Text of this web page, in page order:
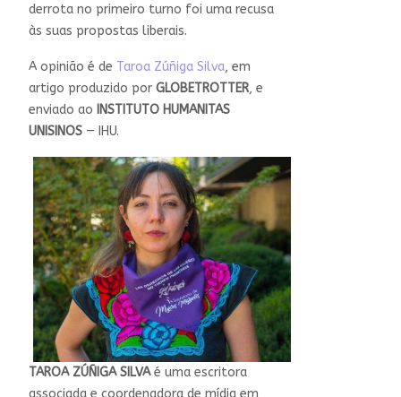
derrota no primeiro turno foi uma recusa
às suas propostas liberais.
A opinião é de Taroa Zúñiga Silva, em
artigo produzido por GLOBETROTTER, e
enviado ao INSTITUTO HUMANITAS
UNISINOS— IHU.
TAROA ZÚÑIGA SILVAé uma escritora
associada e coordenadora de mídia em